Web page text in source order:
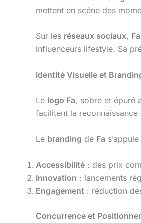
mettent en scène des
Sur les réseaux sociaux, Fa
influenceurs lifestyle. Sa
Identité Visuelle et
Le logo Fa, sobre et épuré
facilitent la reconnaissance
Le branding de Fa
Accessibilité : des prix
Innovation : lancements
Engagement : réduction
Concurrence et